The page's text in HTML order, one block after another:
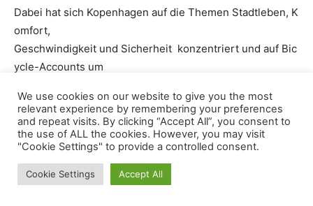
Dabei hat sich Kopenhagen auf die Themen Stadtleben, K
omfort,
Geschwindigkeit und Sicherheit konzentriert und auf Bic
ycle-Accounts um
letzten 10
Jahren 50 Mio. EUR allein in die Fahrradinfrastruktur inve
stiert und den
Autoverkehr konsequent aus der Innenstadt herausgeno
mmen. Kopenhagen
We use cookies on our website to give you the most
relevant experience by remembering your preferences
and repeat visits. By clicking “Accept All”, you consent to
the use of ALL the cookies. However, you may visit
"Cookie Settings" to provide a controlled consent.
Cookie Settings Accept All